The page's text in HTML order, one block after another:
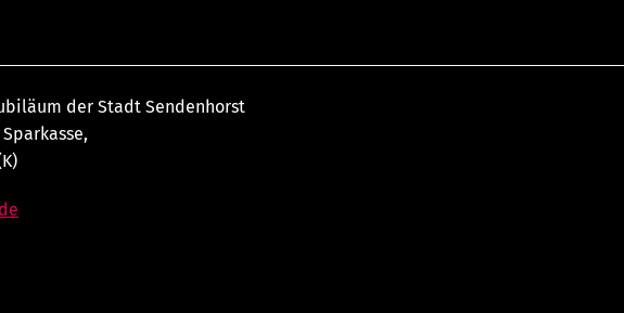
der Stadt Sendenhorst